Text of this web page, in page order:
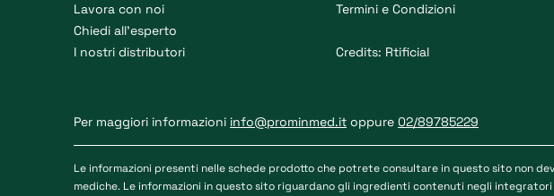
Lavora con noi
Chiedi all’esperto
I nostri distributori
Termini e Condizioni
Credits: Rtificial
Per maggiori informazioni info@prominmed.it oppure 02/89785229
Le informazioni presenti nelle schede prodotto che potrete consultare in questo sito non
mediche. Le informazioni in questo sito riguardano gli ingredienti contenuti negli